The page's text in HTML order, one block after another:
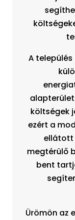
A
költségek
ezért a
ellátott
megtérülő
bent
Ürömön az